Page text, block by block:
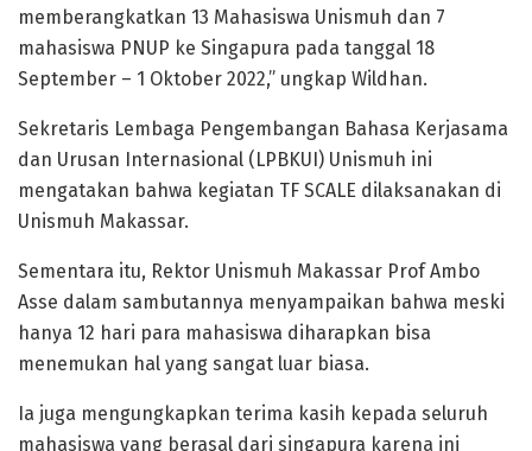
memberangkatkan 13 Mahasiswa Unismuh dan 7
mahasiswa PNUP ke Singapura pada tanggal 18
September – 1 Oktober 2022,” ungkap Wildhan.
Sekretaris Lembaga Pengembangan Bahasa Kerjasama
dan Urusan Internasional (LPBKUI) Unismuh ini
mengatakan bahwa kegiatan TF SCALE dilaksanakan di
Unismuh Makassar.
Sementara itu, Rektor Unismuh Makassar Prof Ambo
Asse dalam sambutannya menyampaikan bahwa meski
hanya 12 hari para mahasiswa diharapkan bisa
menemukan hal yang sangat luar biasa.
Ia juga mengungkapkan terima kasih kepada seluruh
mahasiswa yang berasal dari singapura karena ini